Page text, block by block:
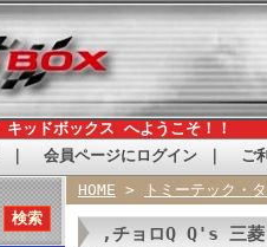
キッドボックス へようこそ！！
会員ページにログイン ご
HOME > トミーテック・
,チョロQ Q's 三